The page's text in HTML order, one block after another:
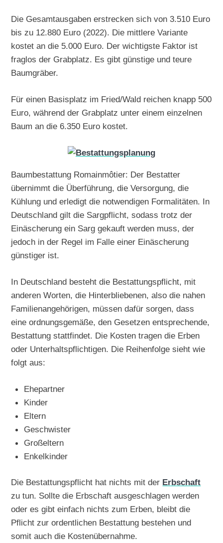
Die Gesamtausgaben erstrecken sich von 3.510 Euro
bis zu 12.880 Euro (2022). Die mittlere Variante
kostet an die 5.000 Euro. Der wichtigste Faktor ist
fraglos der Grabplatz. Es gibt günstige und teure
Baumgräber.
Für einen Basisplatz im Fried/Wald reichen knapp 500
Euro, während der Grabplatz unter einem einzelnen
Baum an die 6.350 Euro kostet.
Baumbestattung Romainmôtier: Der Bestatter
übernimmt die Überführung, die Versorgung, die
Kühlung und erledigt die notwendigen Formalitäten. In
Deutschland gilt die Sargpflicht, sodass trotz der
Einäscherung ein Sarg gekauft werden muss, der
jedoch in der Regel im Falle einer Einäscherung
günstiger ist.
In Deutschland besteht die Bestattungspflicht, mit
anderen Worten, die Hinterbliebenen, also die nahen
Familienangehörigen, müssen dafür sorgen, dass
eine ordnungsgemäße, den Gesetzen entsprechende,
Bestattung stattfindet. Die Kosten tragen die Erben
oder Unterhaltspflichtigen. Die Reihenfolge sieht wie
folgt aus:
Ehepartner
Kinder
Eltern
Geschwister
Großeltern
Enkelkinder
Die Bestattungspflicht hat nichts mit der Erbschaft
zu tun. Sollte die Erbschaft ausgeschlagen werden
oder es gibt einfach nichts zum Erben, bleibt die
Pflicht zur ordentlichen Bestattung bestehen und
somit auch die Kostenübernahme.